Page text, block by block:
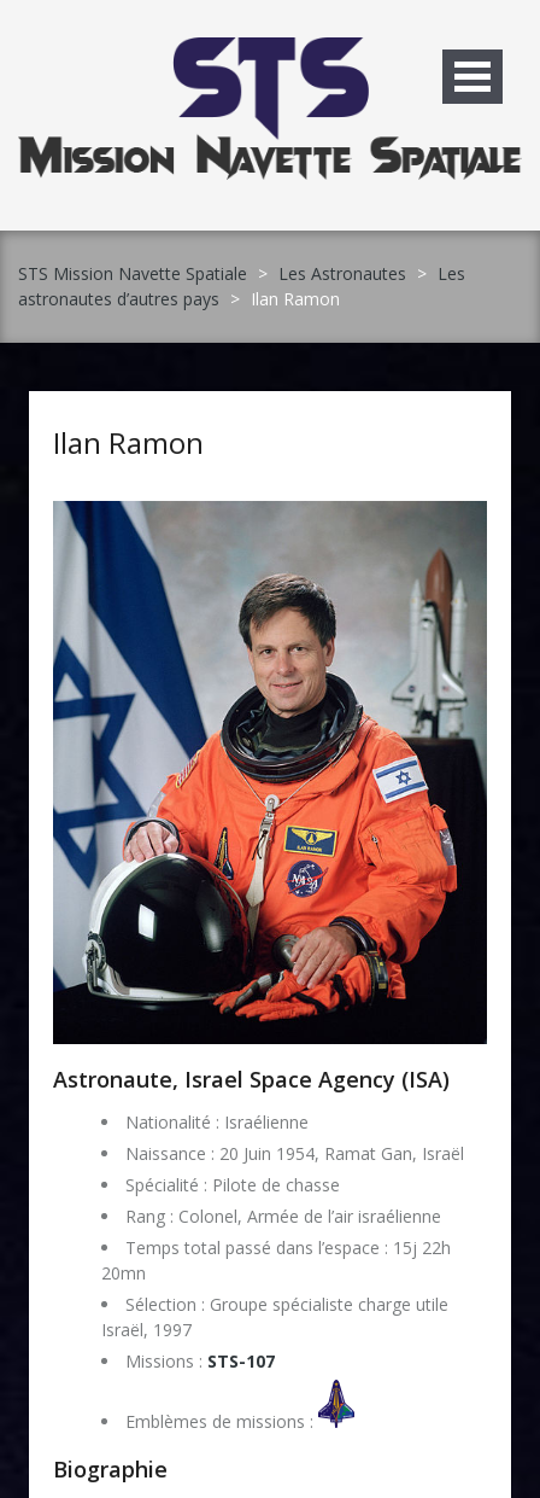
STS Mission Navette Spatiale > Les Astronautes > Les
astronautes d’autres pays > Ilan Ramon
Ilan Ramon
Astronaute, Israel Space Agency (ISA)
Nationalité : Israélienne
Naissance : 20 Juin 1954, Ramat Gan, Israël
Spécialité : Pilote de chasse
Rang : Colonel, Armée de l’air israélienne
Temps total passé dans l’espace : 15j 22h
20mn
Sélection : Groupe spécialiste charge utile
Israël, 1997
Missions : STS-107
Emblèmes de missions :
Biographie